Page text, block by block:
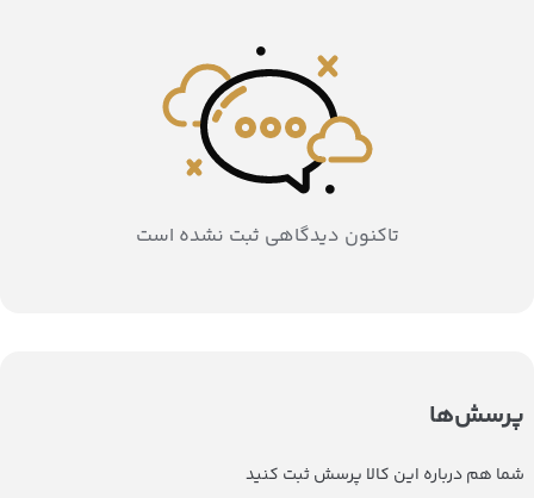
تاکنون دیدگاهی ثبت نشده است
پرسش‌ها
شما هم درباره این کالا پرسش ثبت کنید